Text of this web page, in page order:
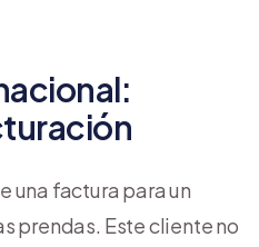
una factura para un
prendas. Este cliente no